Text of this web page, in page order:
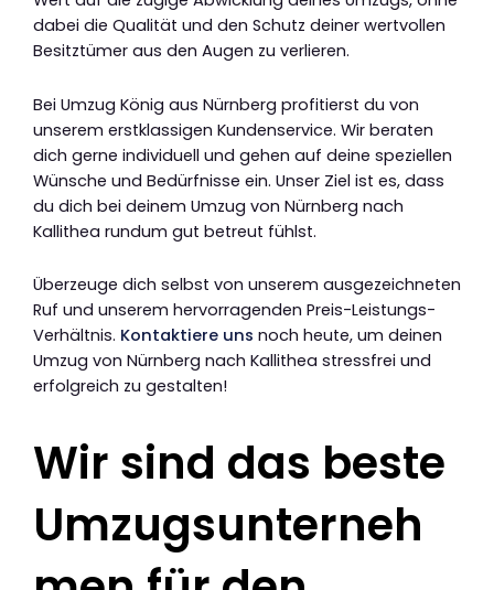
dabei die Qualität und den Schutz deiner wertvollen
Besitztümer aus den Augen zu verlieren.
Bei Umzug König aus Nürnberg profitierst du von
unserem erstklassigen Kundenservice. Wir beraten
dich gerne individuell und gehen auf deine speziellen
Wünsche und Bedürfnisse ein. Unser Ziel ist es, dass
du dich bei deinem Umzug von Nürnberg nach
Kallithea rundum gut betreut fühlst.
Überzeuge dich selbst von unserem ausgezeichneten
Ruf und unserem hervorragenden Preis-Leistungs-
Verhältnis. Kontaktiere uns noch heute, um deinen
Umzug von Nürnberg nach Kallithea stressfrei und
erfolgreich zu gestalten!
Wir sind das beste
Umzugsunterneh